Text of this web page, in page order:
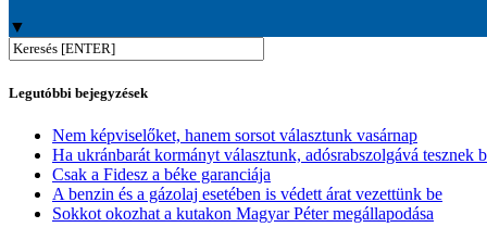
▼
Legutóbbi bejegyzések
Nem képviselőket, hanem sorsot választunk vasárnap
Ha ukránbarát kormányt választunk, adósrabszolgává tesznek
Csak a Fidesz a béke garanciája
A benzin és a gázolaj esetében is védett árat vezettünk be
Sokkot okozhat a kutakon Magyar Péter megállapodása